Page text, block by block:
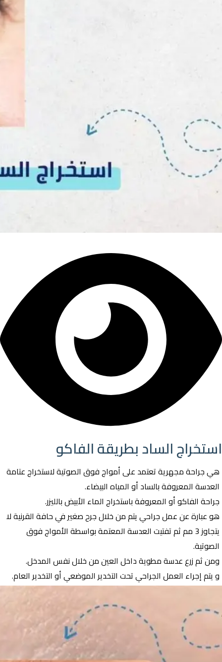
استخراج الساد بطريقة الفاكو
هي جراحة مجهرية تعتمد على أمواج فوق الصوتية لاستخراج عتامة
العدسة المعروفة بالساد أو المياه البيضاء.
جراحة الفاكو أو المعروفة باستخراج الماء الأبيض بالليزر.
هو عبارة عن عمل جراحي يتم من خلال جرح صغير في حافة القرنية لا
يتجاوز 3 مم ثم تفتيت العدسة المعتمة بواسطة الأمواج فوق
الصوتية.
ومن ثم زرع عدسة مطوية داخل العين من خلال نفس المدخل.
و يتم إجراء العمل الجراحي تحت التخدير الموضعي أو التخدير العام.